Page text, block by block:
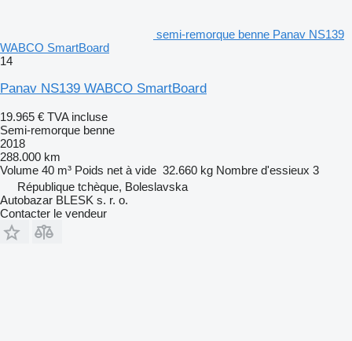
semi-remorque benne Panav NS139
WABCO SmartBoard
14
Panav NS139 WABCO SmartBoard
19.965 € TVA incluse
Semi-remorque benne
2018
288.000 km
Volume 40 m³ Poids net à vide 32.660 kg Nombre d'essieux 3
République tchèque, Boleslavska
Autobazar BLESK s. r. o.
Contacter le vendeur